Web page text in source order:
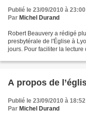
Publié le 23/09/2010 à 23:00
Par Michel Durand
Robert Beauvery a rédigé
presbytérale de l'Église à
jours. Pour faciliter la lecture
A propos de
Publié le 23/09/2010 à 18:52
Par Michel Durand